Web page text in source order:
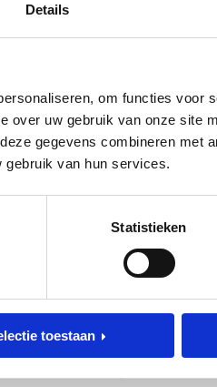
Details
om functies voor
over uw gebruik van onze site
gegevens combineren met
van hun services.
Statistieken
toestaan
id=”3182″]